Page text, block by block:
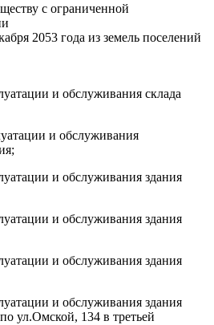
с ограниченной
2053 года из земель поселений
и обслуживания склада
и обслуживания
и обслуживания здания
и обслуживания здания
и обслуживания здания
и обслуживания здания
по ул.Омской, 134 в третьей